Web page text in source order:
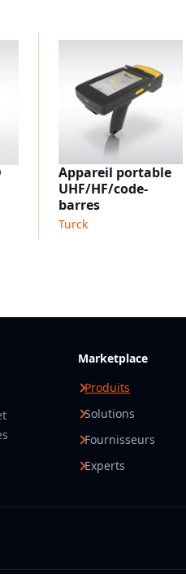
Appareil portable
UHF/HF/code-
barres
Turck
Marketplace
Produits
Solutions
Fournisseurs
Experts